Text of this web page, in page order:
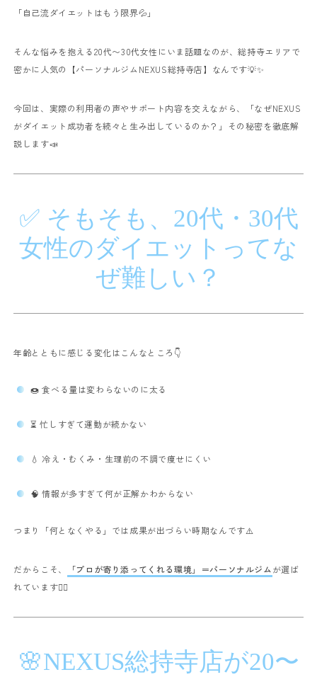
「自己流ダイエットはもう限界💦」
そんな悩みを抱える20代〜30代女性にいま話題なのが、総持寺エリアで
密かに人気の
【パーソナルジムNEXUS総持寺店】なんです💡✨
今回は、実際の利用者の声やサポート内容を交えながら、
「なぜNEXUS
がダイエット成功者を続々と生み出しているのか？」
その秘密を徹底解
説します📣
✅ そもそも、20代・30代
女性のダイエットってな
ぜ難しい？
年齢とともに感じる変化はこんなところ👇
🍩 食べる量は変わらないのに太る
⏳ 忙しすぎて運動が続かない
💧 冷え・むくみ・生理前の不調で痩せにくい
🧠 情報が多すぎて何が正解かわからない
つまり「何となくやる」では成果が出づらい時期なんです⚠️
だからこそ、 「プロが寄り添ってくれる環境」＝パーソナルジムが選ば
れています🏋️‍♀️
🌸NEXUS総持寺店が20〜